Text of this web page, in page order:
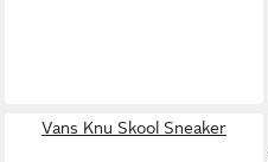
Vans Knu Skool Sneaker